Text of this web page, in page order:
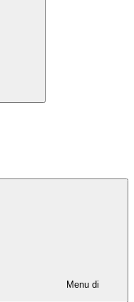
Menu di